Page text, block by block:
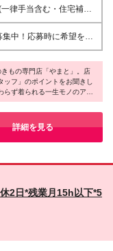
中 ★ブランクのある方
律手当含む・住宅補助
国転勤あり】 ◆月給
る)【レギュラー社員/
/月) ◆出張手当 ◆家族
人月1.95万円/3人月2.4
円) ◆帰省手当(年に1
支給)
中！応募時に希望をお
入社確定後にこちらで
ペリエ千葉 トレッサ横
ィウエスト小田原店 梅
店 ららぽーと沼津店
松店 イオンモール高知
オンモール宮崎店
もの専門店「やまと」。店
フ」のポイントをお聞きし
ず着られる一生モノのアイ
係が大切だそうです。お客様
年来の“ファン”の方もいる
を通じて、たくさんのお客様
だと思いました！
詳細を見る
2日*残業月15h以下*5